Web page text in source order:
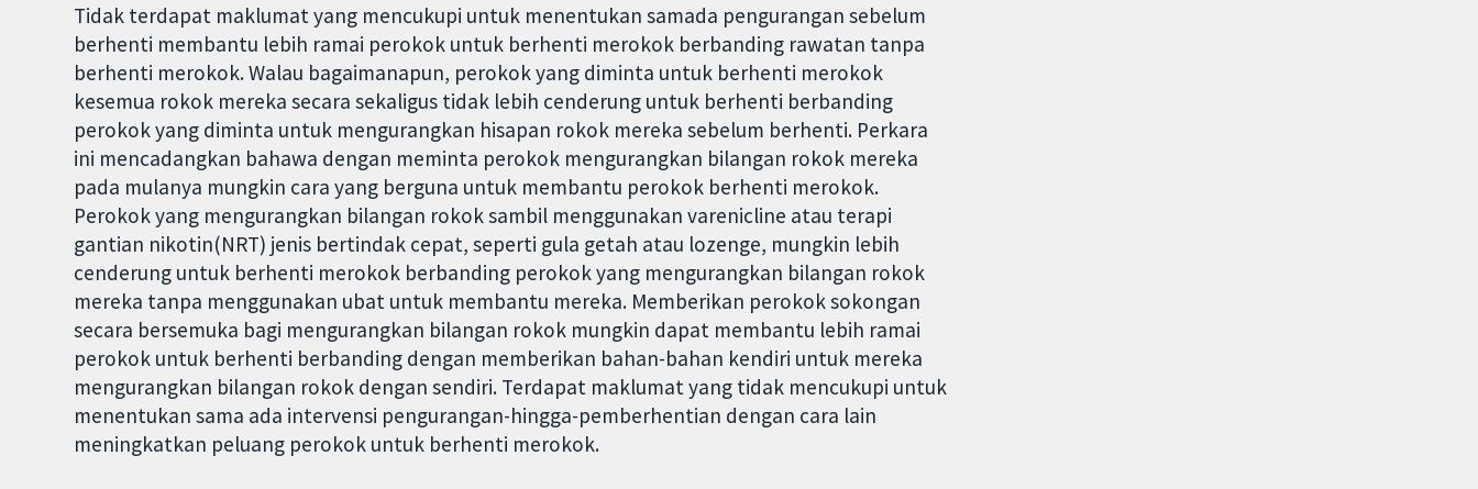
Tidak terdapat maklumat yang mencukupi untuk menentukan samada pengurangan sebelum
berhenti membantu lebih ramai perokok untuk berhenti merokok berbanding rawatan tanpa
berhenti merokok. Walau bagaimanapun, perokok yang diminta untuk berhenti merokok
kesemua rokok mereka secara sekaligus tidak lebih cenderung untuk berhenti berbanding
perokok yang diminta untuk mengurangkan hisapan rokok mereka sebelum berhenti. Perkara
ini mencadangkan bahawa dengan meminta perokok mengurangkan bilangan rokok mereka
pada mulanya mungkin cara yang berguna untuk membantu perokok berhenti merokok.
Perokok yang mengurangkan bilangan rokok sambil menggunakan varenicline atau terapi
gantian nikotin(NRT) jenis bertindak cepat, seperti gula getah atau lozenge, mungkin lebih
cenderung untuk berhenti merokok berbanding perokok yang mengurangkan bilangan rokok
mereka tanpa menggunakan ubat untuk membantu mereka. Memberikan perokok sokongan
secara bersemuka bagi mengurangkan bilangan rokok mungkin dapat membantu lebih ramai
perokok untuk berhenti berbanding dengan memberikan bahan-bahan kendiri untuk mereka
mengurangkan bilangan rokok dengan sendiri. Terdapat maklumat yang tidak mencukupi untuk
menentukan sama ada intervensi pengurangan-hingga-pemberhentian dengan cara lain
meningkatkan peluang perokok untuk berhenti merokok.